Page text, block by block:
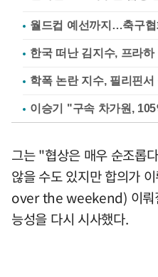
월드컵 예선까지…축구
한국 떠난 김지수, 프라
학폭 논란 지수, 필리핀
이승기 "구속 차가원,
그는 "협상은 매우 순조롭
않을 수도 있지만 합의가
over the weekend) 이뤄
능성을 다시 시사했다.